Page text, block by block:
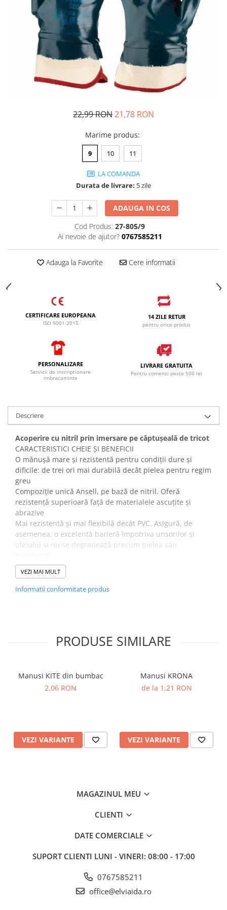
JACHETE DE LUCRU
PANTALONI DE LUCRU
JACHETE VATUITE
INDUSTRIA ALIMENTARA
IMBRACAMINTE ANTICHIMICA |
22,99 RON21,78 RON
Marime produs:
9 10 11
LA COMANDA
Durata de livrare: 5 zile
ADAUGA IN COS
Cod Produs: 27-805/9
Ai nevoie de ajutor? 0767585211
Adauga la Favorite Cere informatii
CERTIFICARE EUROPEANA
ISO 9001:2015
14 ZILE RETUR
pentru orice produs
PERSONALIZARE
Servicii de inscriptionare
imbracaminte
LIVRARE GRATUITA
Pentru comenzi peste 500 lei
Descriere
Acoperire cu nitril prin imersare pe căptușeală de tricot
CARACTERISTICI CHEIE ȘI BENEFICII
O mănușă mare și rezistentă pentru condiții dure și
dificile: de trei ori mai durabilă decât pielea pentru regim
greu
Compoziție unică Ansell, pe bază de nitril. Oferă
rezistență superioară față de materialele ascuțite și
abrazive
Mai rezistentă și mai flexibilă decât PVC. Asigură, de
asemenea, o excelentă barieră împotriva unsorilor și
uleiului și nu se degradează precum pielea sau
Nu conține silicon
Curățenie garantată pentru metale și fabricarea de
motoare
condiţii grele.
abrazive.
asemenea, o excelentă barieră împotriva unsorilor şi
fabricarea de motoare.
• largă selecţie de stiluri, lungimi şi măsuri. Vă permite să
VEZI MAI MULT
Informatii conformitate produs
PRODUSE SIMILARE
Manusi KITE din bumbac
2,06 RON
VEZI VARIANTE
Manusi KRONA
de la 1,21 RON
VEZI VARIANTE
MAGAZINUL MEU
CLIENTI
DATE COMERCIALE
SUPORT CLIENTI LUNI - VINERI: 08:00 - 17:00
0767585211
office@elviaida.ro